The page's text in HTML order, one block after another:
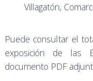
Villagatón,
Puede consultar el
exposición de las
documento PDF